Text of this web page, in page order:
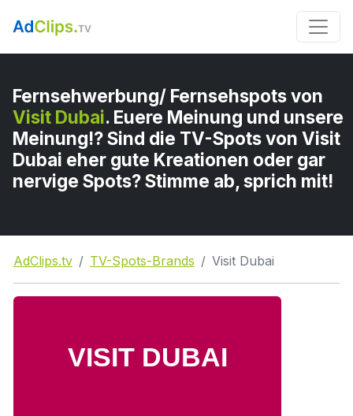
Fernsehwerbung/ Fernsehspots von
Visit Dubai. Euere Meinung und unsere
Meinung!? Sind die TV-Spots von Visit
Dubai eher gute Kreationen oder gar
nervige Spots? Stimme ab, sprich mit!
AdClips.tv TV-Spots-Brands Visit Dubai